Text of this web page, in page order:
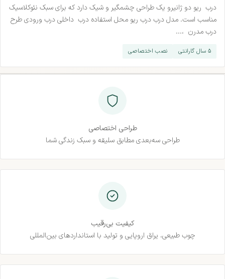
درب ریو دو ژانیرو یک طراحی چشمگیر و شیک دارد که برای سبک نئوکلاسیک
مناسب است. مدل درب درب ریو محل استفاده درب داخلی درب ورودی طرح
درب مدرن ،...
۵ سال گارانتی نصب اختصاصی
طراحی اختصاصی
طراحی سه‌بعدی مطابق سلیقه و سبک زندگی شما
کیفیت بی‌رقیب
چوب طبیعی، یراق اروپایی و تولید با استانداردهای بین‌المللی